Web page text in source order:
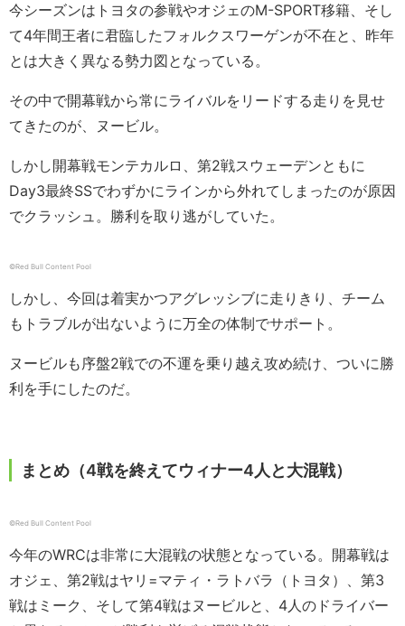
今シーズンはトヨタの参戦やオジェのM-SPORT移籍、そし
て4年間王者に君臨したフォルクスワーゲンが不在と、昨年
とは大きく異なる勢力図となっている。
その中で開幕戦から常にライバルをリードする走りを見せ
てきたのが、ヌービル。
しかし開幕戦モンテカルロ、第2戦スウェーデンともに
Day3最終SSでわずかにラインから外れてしまったのが原因
でクラッシュ。勝利を取り逃がしていた。
©︎Red Bull Content Pool
しかし、今回は着実かつアグレッシブに走りきり、チーム
もトラブルが出ないように万全の体制でサポート。
ヌービルも序盤2戦での不運を乗り越え攻め続け、ついに勝
利を手にしたのだ。
まとめ（4戦を終えてウィナー4人と大混戦）
©︎Red Bull Content Pool
今年のWRCは非常に大混戦の状態となっている。開幕戦は
オジェ、第2戦はヤリ=マティ・ラトバラ（トヨタ）、第3
戦はミーク、そして第4戦はヌービルと、4人のドライバー